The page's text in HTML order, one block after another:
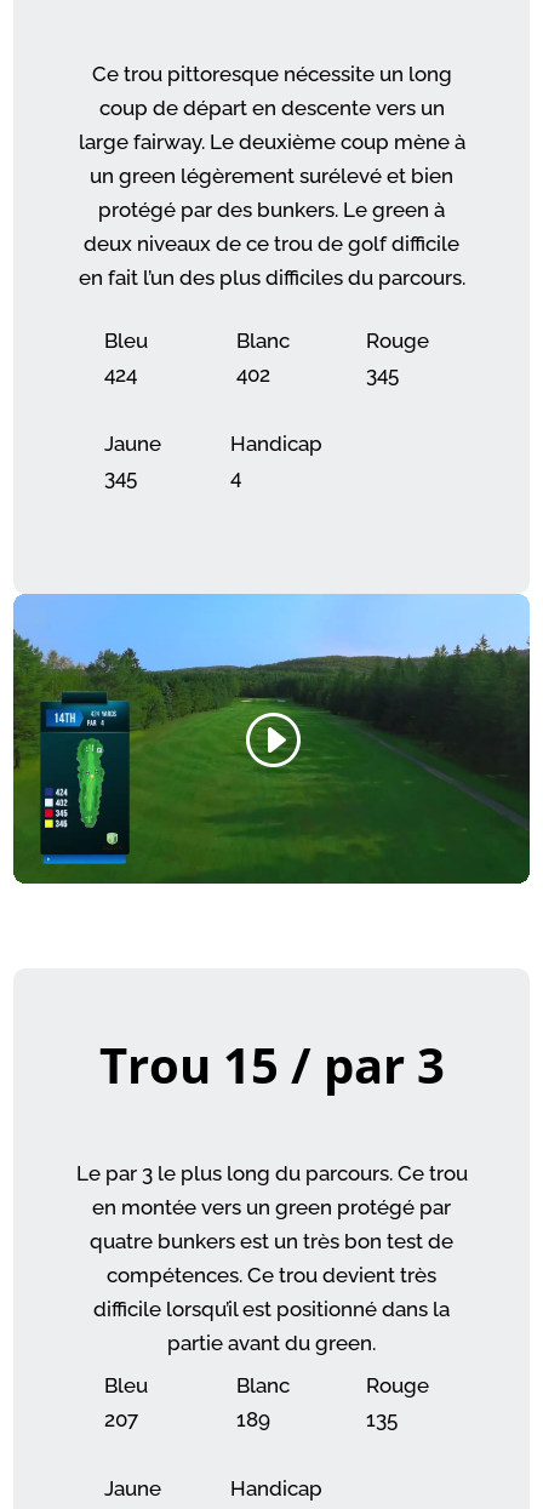
Ce trou pittoresque nécessite un long
coup de départ en descente vers un
large fairway. Le deuxième coup mène à
un green légèrement surélevé et bien
protégé par des bunkers. Le green à
deux niveaux de ce trou de golf difficile
en fait l’un des plus difficiles du parcours.
Bleu
424
Blanc
402
Rouge
345
Jaune
345
Handicap
4
Trou 15 / par 3
Le par 3 le plus long du parcours. Ce trou
en montée vers un green protégé par
quatre bunkers est un très bon test de
compétences. Ce trou devient très
difficile lorsqu’il est positionné dans la
partie avant du green.
Bleu
207
Blanc
189
Rouge
135
Jaune Handicap